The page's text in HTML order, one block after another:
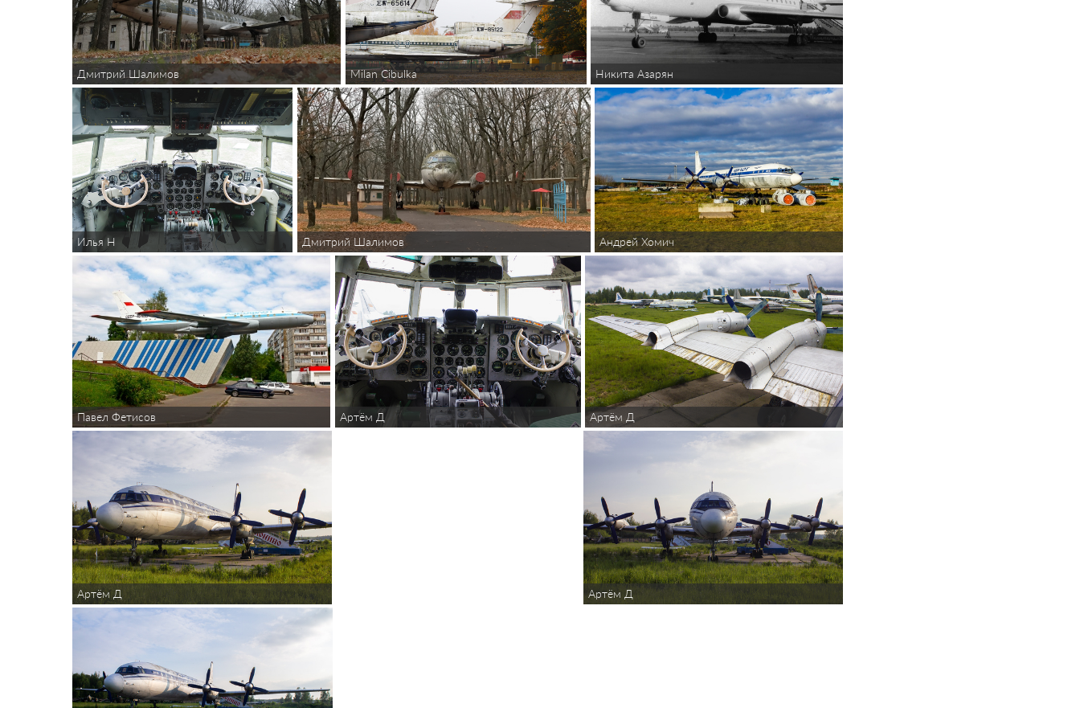
Дмитрий Шалимов Milan Cibulka Никита Азарян
Илья Н Дмитрий Шалимов Андрей Хомич
Павел Фетисов Артём Д Артём Д
Артём Д Артём Д